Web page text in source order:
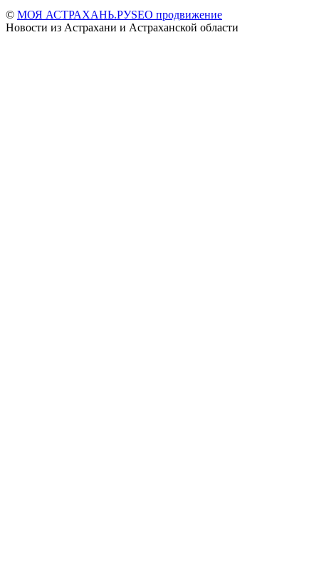
© МОЯ АСТРАХАНЬ.РУSEO продвижение
Новости из Астрахани и Астраханской области